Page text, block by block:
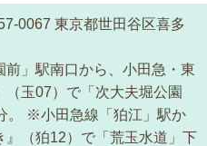
0067 東京都世田谷区喜多
」駅南口から、小田急・東
玉07）で「次大夫堀公園
※小田急線「狛江」駅か
』（狛12）で「荒玉水道」下